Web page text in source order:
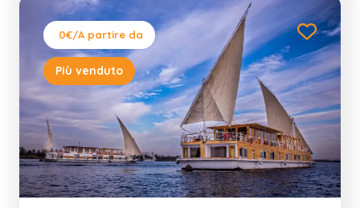
0€/A partire da
Più venduto